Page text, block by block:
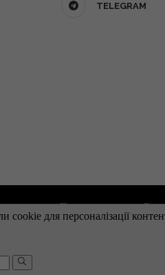
TELEGRAM
Про проект